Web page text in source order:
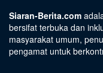
Siaran-Berita.com
bersifat terbuka dan
masyarakat umum,
pengamat untuk